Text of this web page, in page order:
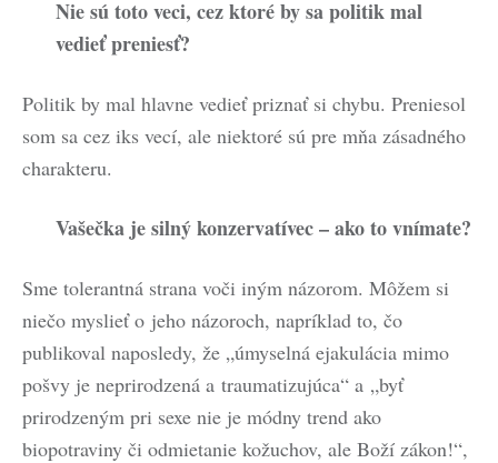
Nie sú toto veci, cez ktoré by sa politik mal
vedieť preniesť?
Politik by mal hlavne vedieť priznať si chybu. Preniesol
som sa cez iks vecí, ale niektoré sú pre mňa zásadného
charakteru.
Vašečka je silný konzervatívec – ako to vnímate?
Sme tolerantná strana voči iným názorom. Môžem si
niečo myslieť o jeho názoroch, napríklad to, čo
publikoval naposledy, že „úmyselná ejakulácia mimo
pošvy je neprirodzená a traumatizujúca“ a „byť
prirodzeným pri sexe nie je módny trend ako
biopotraviny či odmietanie kožuchov, ale Boží zákon!“,